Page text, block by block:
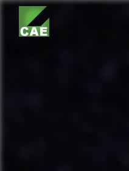
Panneau de gestion des